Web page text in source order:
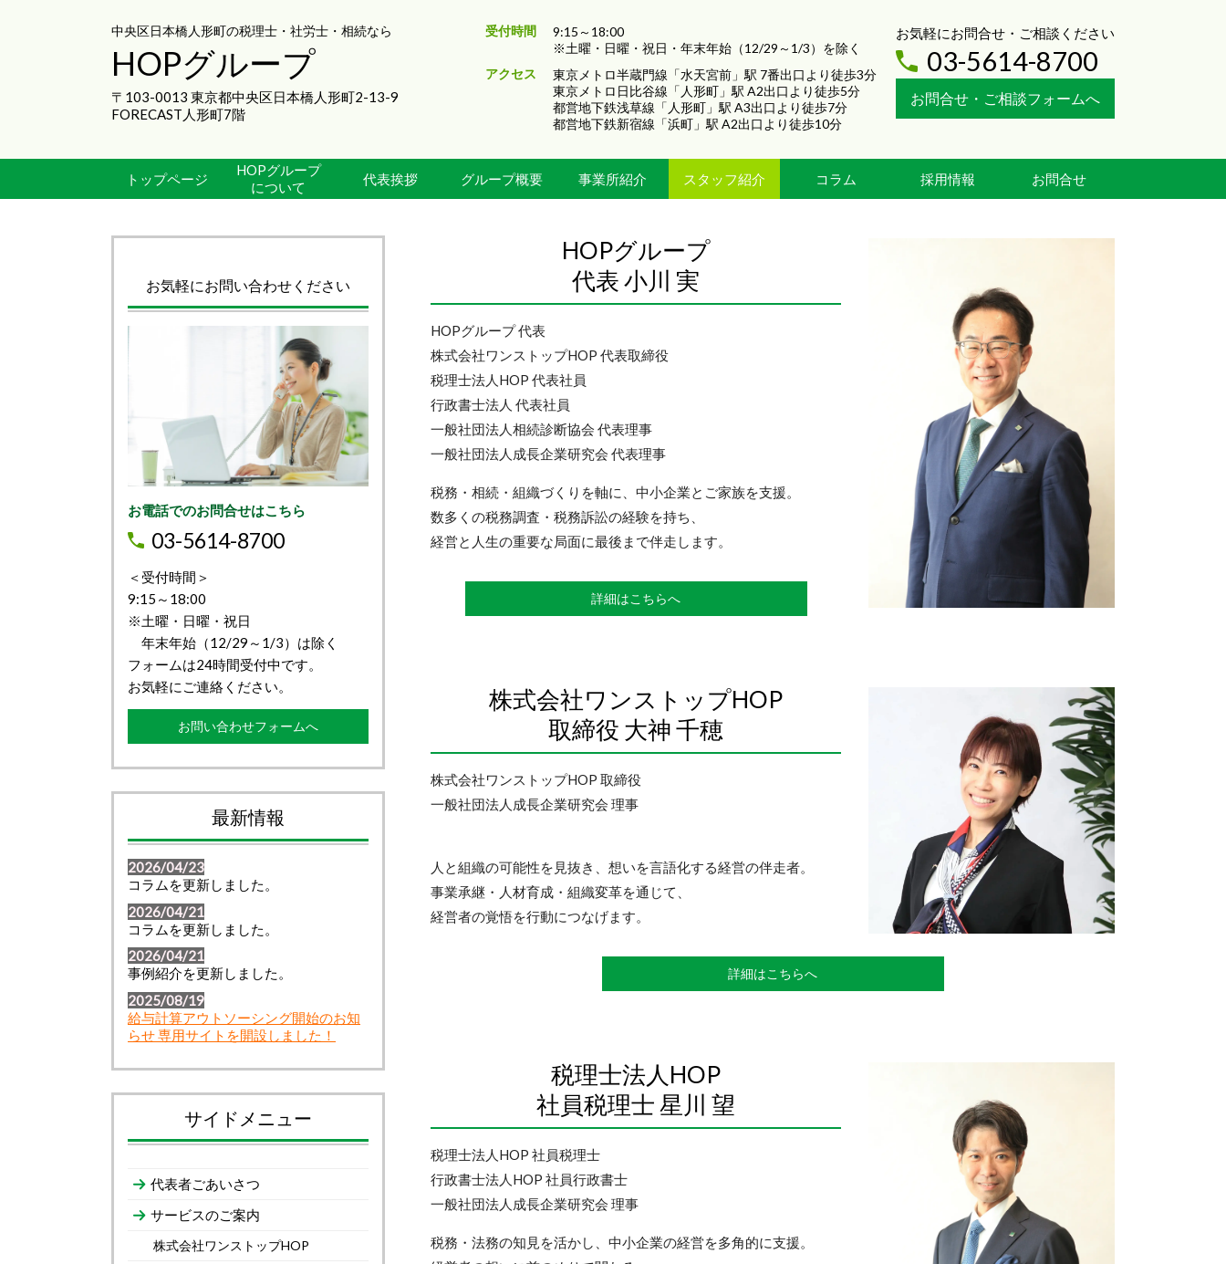
中央区日本橋人形町の税理士・社労士・相続なら
HOPグループ
〒103-0013 東京都中央区日本橋人形町2-13-9
FORECAST人形町7階
受付時間
9:15～18:00
※土曜・日曜・祝日・年末年始（12/29～1/3）を除く
アクセス
東京メトロ半蔵門線「水天宮前」駅 7番出口より徒歩3分
東京メトロ日比谷線「人形町」駅 A2出口より徒歩5分
都営地下鉄浅草線「人形町」駅 A3出口より徒歩7分
都営地下鉄新宿線「浜町」駅 A2出口より徒歩10分
お気軽にお問合せ・ご相談ください
03-5614-8700
お問合せ・ご相談フォームへ
トップページ
HOPグループ
について
代表挨拶 グループ概要 事業所紹介 スタッフ紹介 コラム 採用情報 お問合せ
HOPグループ
代表 小川 実
HOPグループ 代表
株式会社ワンストップHOP 代表取締役
税理士法人HOP 代表社員
行政書士法人 代表社員
一般社団法人相続診断協会 代表理事
一般社団法人成長企業研究会 代表理事
税務・相続・組織づくりを軸に、中小企業とご家族を支援。
数多くの税務調査・税務訴訟の経験を持ち、
経営と人生の重要な局面に最後まで伴走します。
詳細はこちらへ
株式会社ワンストップHOP
取締役 大神 千穂
株式会社ワンストップHOP 取締役
一般社団法人成長企業研究会 理事
人と組織の可能性を見抜き、想いを言語化する経営の伴走者。
事業承継・人材育成・組織変革を通じて、
経営者の覚悟を行動につなげます。
詳細はこちらへ
税理士法人HOP
社員税理士 星川 望
税理士法人HOP 社員税理士
行政書士法人HOP 社員行政書士
一般社団法人成長企業研究会 理事
税務・法務の知見を活かし、中小企業の経営を多角的に支援。
お気軽にお問い合わせください
お電話でのお問合せはこちら
03-5614-8700
＜受付時間＞
9:15～18:00
※土曜・日曜・祝日
年末年始（12/29～1/3）は除く
フォームは24時間受付中です。
お気軽にご連絡ください。
お問い合わせフォームへ
最新情報
2026/04/23
コラムを更新しました。
2026/04/21
コラムを更新しました。
2026/04/21
事例紹介を更新しました。
2025/08/19
給与計算アウトソーシング開始のお知
らせ 専用サイトを開設しました！
サイドメニュー
代表者ごあいさつ
サービスのご案内
株式会社ワンストップHOP